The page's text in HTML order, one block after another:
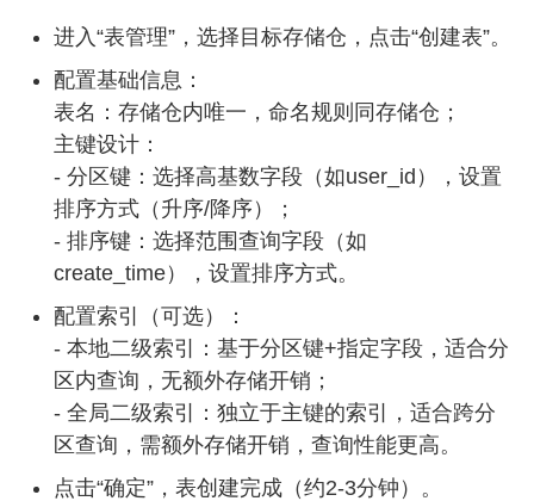
进入“表管理”，选择目标存储仓，点击“创建表”。
配置基础信息：
表名：存储仓内唯一，命名规则同存储仓；
主键设计：
- 分区键：选择高基数字段（如user_id），设置
排序方式（升序/降序）；
- 排序键：选择范围查询字段（如
create_time），设置排序方式。
配置索引（可选）：
- 本地二级索引：基于分区键+指定字段，适合分
区内查询，无额外存储开销；
- 全局二级索引：独立于主键的索引，适合跨分
区查询，需额外存储开销，查询性能更高。
点击“确定”，表创建完成（约2-3分钟）。